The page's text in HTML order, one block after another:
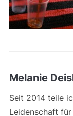
Melanie
Seit 2014 teile
Leidenschaft